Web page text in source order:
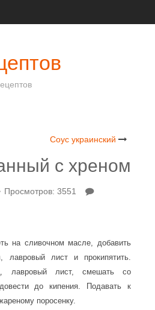
Соус украинский
с хреном
Просмотров: 3551
на сливочном масле, добавить
лавровый лист и прокипятить.
лавровый лист, смешать со
до кипения. Подавать к
поросенку.